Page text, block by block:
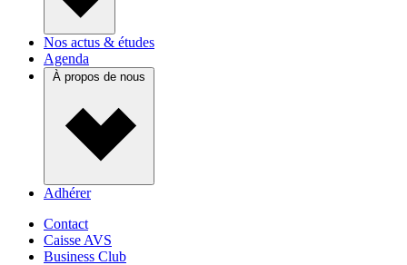
Nos actus & études
Agenda
À propos de nous
Adhérer
Contact
Caisse AVS
Business Club